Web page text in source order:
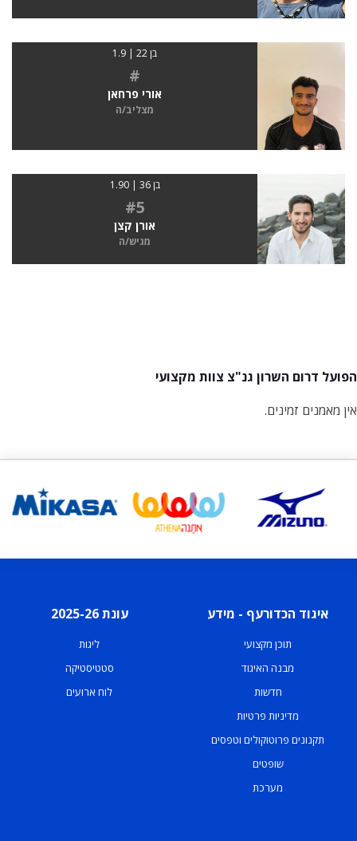
בן 22 | 1.9
#
אורי פרחאן
מצליב/ה
בן 36 | 1.90
#5
אורן קצן
מגיש/ה
הפועל דרום השרון גנ"צ צוות מקצועי
אין מאמנים זמינים.
איגוד הכדורעף - מידע
תוכן מקצועי
מבנה האיגוד
חדשות
מדיניות פרטיות
תקנונים פרוטוקולים וטפסים
שופטים
מערכת
עונת 2025-26
ליגות
סטטיסטיקה
לוח ארועים